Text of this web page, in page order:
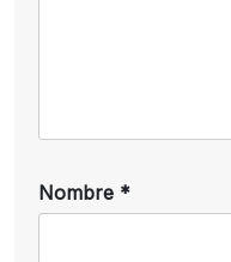
Nombre *